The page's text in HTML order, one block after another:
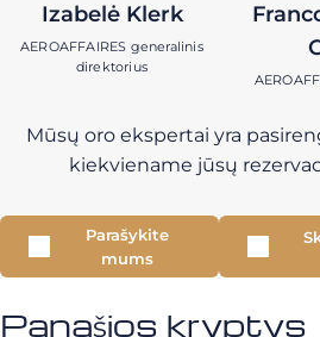
Izabelė Klerk
AEROAFFAIRES generalinis
direktorius
Mūsų oro ekspertai yra
kiekviename jūsų
Parašykite
mums
Panašios kryptys